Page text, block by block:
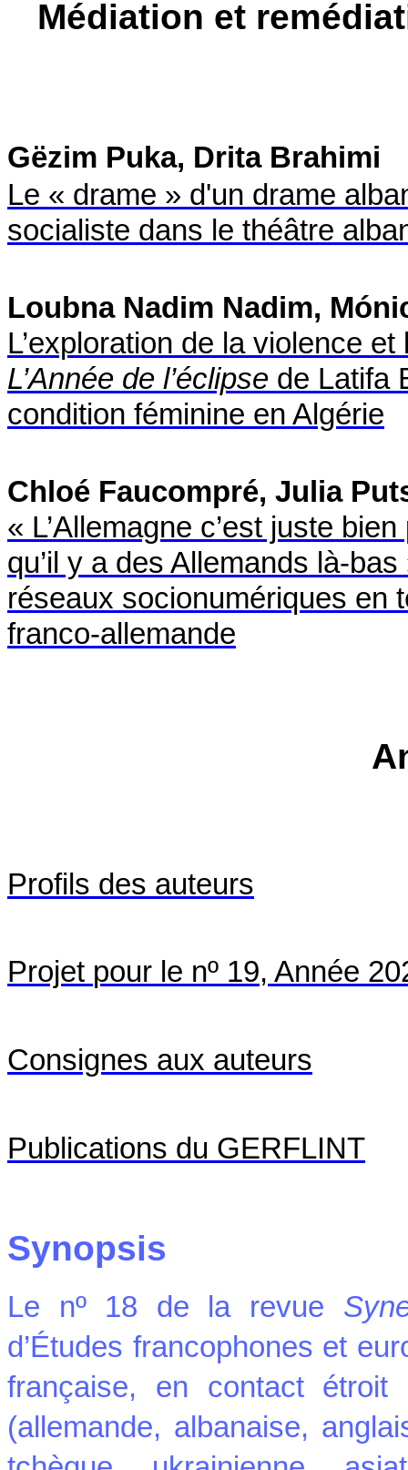
Médiation et
Gëzim Puka, Drita Brahimi
Le « drame » d'un drame
socialiste dans le théâtre
Loubna Nadim Nadim,
L’exploration de la violence
L’Année de l’éclipse de Latifa
condition féminine en Algérie
Chloé Faucompré, Julia
« L’Allemagne c’est juste
qu’il y a des Allemands là-
réseaux socionumériques en
franco-allemande
Profils des auteurs
Projet pour le nº 19, Année
Consignes aux auteurs
Publications du GERFLINT
Synopsis
Le nº 18 de la revue
d’Études francophones et
française, en contact étroit
(allemande, albanaise,